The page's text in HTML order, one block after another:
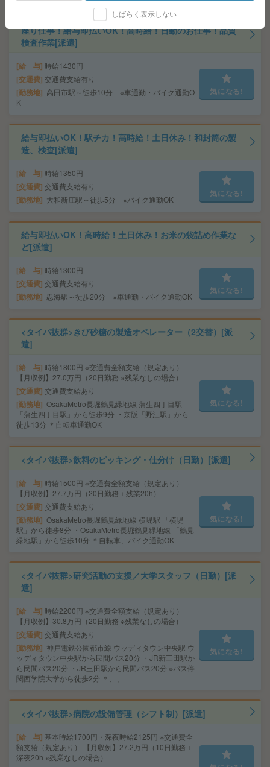
座り仕事！給与即払いOK！高時給！日勤のお仕事！品質
検査作業[派遣]
給 与 時給1430円
交通費 交通費支給有り
勤務地
高田市駅～徒歩10分 ※車通勤・バイク通勤O
K
気になる!
給与即払いOK！駅チカ！高時給！土日休み！和封筒の製
造、検査[派遣]
給 与 時給1350円
交通費 交通費支給有り
勤務地 大和新庄駅～徒歩5分 ※バイク通勤OK
気になる!
給与即払いOK！高時給！土日休み！お米の袋詰め作業な
ど[派遣]
給 与 時給1300円
交通費 交通費支給有り
勤務地 忍海駅～徒歩20分 ※車通勤・バイク通勤OK
気になる!
<タイパ抜群>きび砂糖の製造オペレーター（2交替）[派
遣]
給 与 時給1800円 ※交通費全額支給（規定あり）
【月収例】27.0万円（20日勤務 ※残業なしの場合）
交通費 交通費支給あり
勤務地 OsakaMetro長堀鶴見緑地線 蒲生四丁目駅
「蒲生四丁目駅」から徒歩9分 ・京阪「野江駅」から
徒歩13分 ＊自転車通勤OK
気になる!
<タイパ抜群>飲料のピッキング・仕分け（日勤）[派遣]
給 与 時給1500円 ※交通費全額支給（規定あり）
【月収例】27.7万円（20日勤務＋残業20h）
交通費 交通費支給あり
勤務地 OsakaMetro長堀鶴見緑地線 横堤駅 「横堤
駅」から徒歩8分 ・OsakaMetro長堀鶴見緑地線 「鶴見
緑地駅」から徒歩10分 ＊自転車、バイク通勤OK
気になる!
<タイパ抜群>研究活動の支援／大学スタッフ（日勤）[派
遣]
給 与 時給2200円 ※交通費全額支給（規定あり）
【月収例】30.8万円（20日勤務 ※残業なしの場合）
交通費 交通費支給あり
勤務地 神戸電鉄公園都市線 ウッディタウン中央駅 ウ
ッディタウン中央駅から民間バス20分 ・JR新三田駅か
ら民間バス20分 ・JR三田駅から民間バス20分 ※バス停
関西学院大学から徒歩2分 ＊、、
気になる!
<タイパ抜群>病院の設備管理（シフト制）[派遣]
給 与 基本時給1700円・深夜時給2125円 ※交通費全
額支給（規定あり） 【月収例】27.2万円（10日勤務＋
深夜20h ※残業なしの場合）
しばらく表示しない